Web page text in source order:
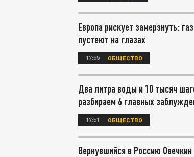
Европа рискует замерзнуть:
пустеют на глазах
17:55 ОБЩЕСТВО
Два литра воды и 10 тысяч
разбираем 6 главных
17:51 ОБЩЕСТВО
Вернувшийся в Россию